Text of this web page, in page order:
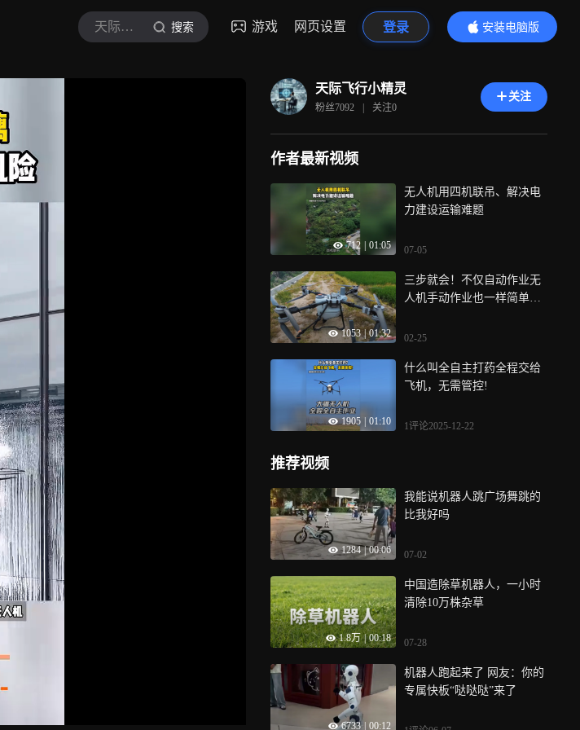
天际飞行小精灵 搜索 游戏 网页设置 登录
安装电脑版
内容更精彩
天际飞行小精灵
粉丝7092 | 关注0
关注
作者最新视频
712 01:05
无人机用四机联吊、解决电
力建设运输难题
07-05
1053 | 01:32
三步就会！不仅自动作业无
人机手动作业也一样简单易
02-25
1905 01:10
什么叫全自主打药全程交给
飞机，无需管控!
1评论2025-12-22
推荐视频
1284 | 00:06
我能说机器人跳广场舞跳的
比我好吗
07-02
1.8万 00:18
中国造除草机器人，一小时
清除10万株杂草
07-28
6733 00:12
机器人跑起来了 网友：你的
专属快板“哒哒哒”来了